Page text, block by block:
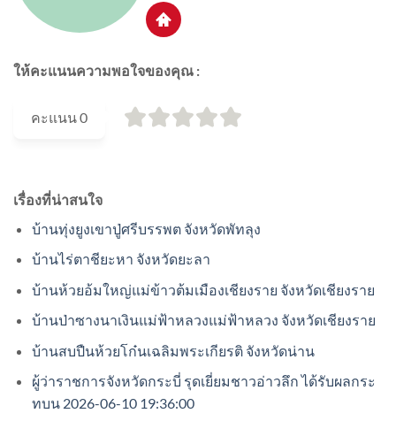
ให้คะแนนความพอใจของคุณ :
คะแนน0
เรื่องที่น่าสนใจ
บ้านทุ่งยูงเขาปู่ศรีบรรพต จังหวัดพัทลุง
บ้านไร่ตาชียะหา จังหวัดยะลา
บ้านห้วยอ้มใหญ่แม่ข้าวต้มเมืองเชียงราย จังหวัดเชียงราย
บ้านป่าซางนาเงินแม่ฟ้าหลวงแม่ฟ้าหลวง จังหวัดเชียงราย
บ้านสบปืนห้วยโก๋นเฉลิมพระเกียรติ จังหวัดน่าน
ผู้ว่าราชการจังหวัดกระบี่ รุดเยี่ยมชาวอ่าวลึก ได้รับผลกระ
ทบน 2026-06-10 19:36:00